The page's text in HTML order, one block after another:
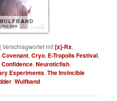
BILDER
|Verschlagwortet mit[x]-Rx,
,Covenant,Cryo, E-Tropolis Festival,
,Neuroticfish,
Experiments,The Invincible
,Wulfband